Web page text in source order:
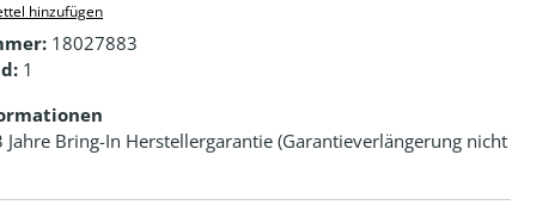
hinzufügen
18027883
1
Jahre Bring-In Herstellergarantie (Garantieverlängerung nicht